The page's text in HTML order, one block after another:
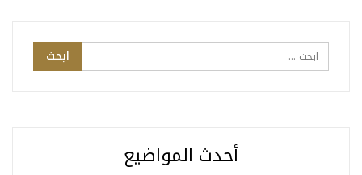
أحدث المواضيع